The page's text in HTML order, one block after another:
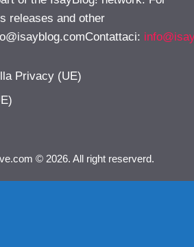
releases and other
:
Privacy (UE)
© 2026. All right reserverd.